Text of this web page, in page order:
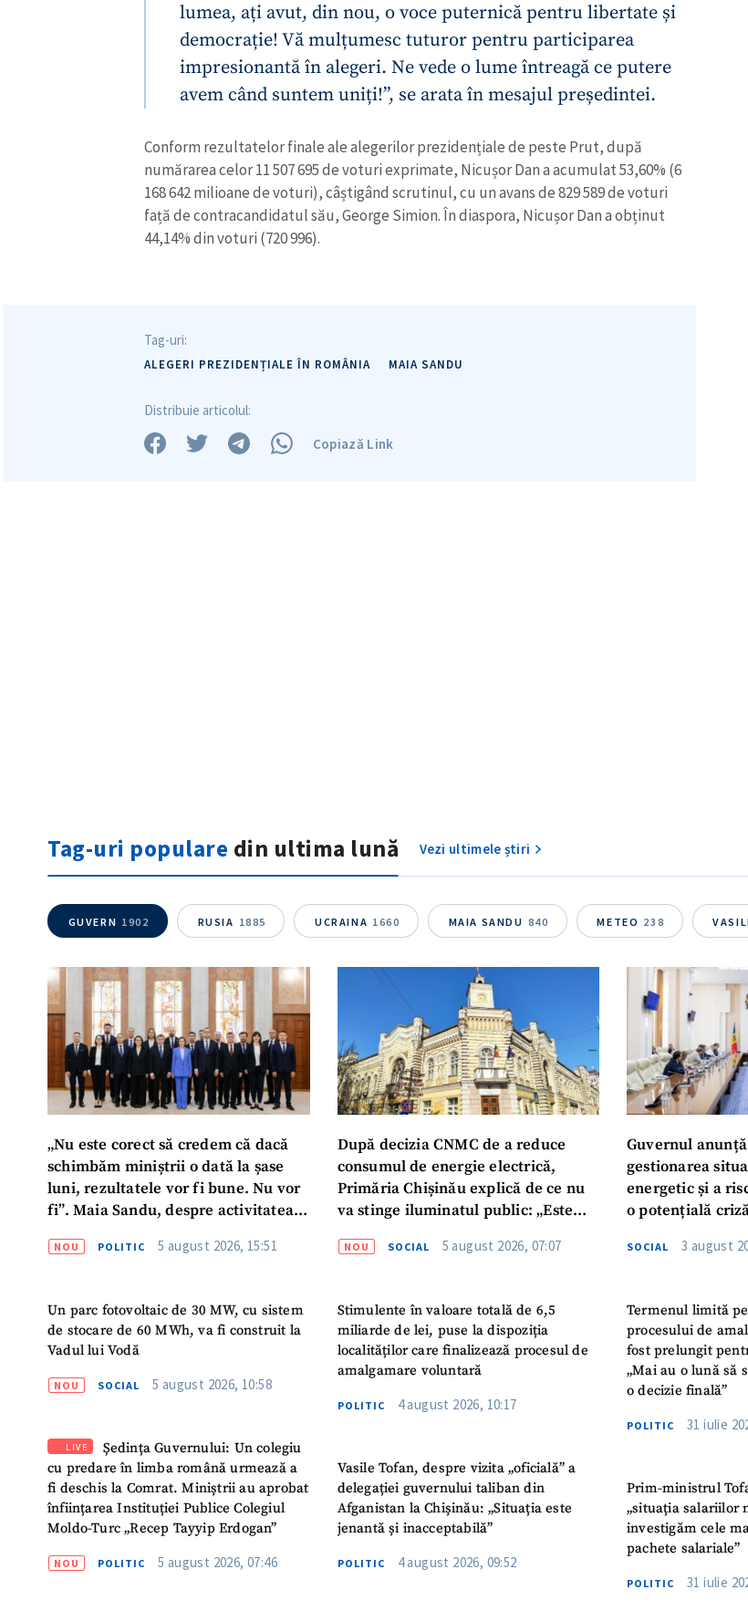
lumea, ați avut, din nou, o voce puternică pentru libertate și
democrație! Vă mulțumesc tuturor pentru participarea
impresionantă în alegeri. Ne vede o lume întreagă ce putere
avem când suntem uniți!”, se arata în mesajul președintei.
Conform rezultatelor finale ale alegerilor prezidențiale de peste Prut, după
numărarea celor 11 507 695 de voturi exprimate, Nicușor Dan a acumulat 53,60% (6
168 642 milioane de voturi), câștigând scrutinul, cu un avans de 829 589 de voturi
față de contracandidatul său, George Simion. În diaspora, Nicușor Dan a obținut
44,14% din voturi (720 996).
Tag-uri:
ALEGERI PREZIDENȚIALE ÎN ROMÂNIA MAIA SANDU
Distribuie articolul:
Copiază Link
Tag-uri populare din ultima lună Vezi ultimele știri
GUVERN 1902 RUSIA 1885 UCRAINA 1660 MAIA SANDU 840 METEO 238
„Nu este corect să credem că dacă
schimbăm miniștrii o dată la șase
luni, rezultatele vor fi bune. Nu vor
fi”. Maia Sandu, despre activitatea
NOU POLITIC 5 august 2026, 15:51
Un parc fotovoltaic de 30 MW, cu sistem
de stocare de 60 MWh, va fi construit la
Vadul lui Vodă
NOU SOCIAL 5 august 2026, 10:58
LIVE
Ședința Guvernului: Un colegiu
cu predare în limba română urmează a
fi deschis la Comrat. Miniștrii au aprobat
înființarea Instituției Publice Colegiul
Moldo-Turc „Recep Tayyip Erdogan”
NOU POLITIC 5 august 2026, 07:46
După decizia CNMC de a reduce
consumul de energie electrică,
Primăria Chișinău explică de ce nu
va stinge iluminatul public: „Este
NOU SOCIAL 5 august 2026, 07:07
Stimulente în valoare totală de 6,5
miliarde de lei, puse la dispoziția
localităților care finalizează procesul de
amalgamare voluntară
POLITIC 4 august 2026, 10:17
Vasile Tofan, despre vizita „oficială” a
delegației guvernului taliban din
Afganistan la Chișinău: „Situația este
jenantă și inacceptabilă”
POLITIC 4 august 2026, 09:52
Guvernul
gestionarea
energetic și a
o potențială
SOCIAL 3 august
Termenul limită
procesului de
fost prelungit
„Mai au o lună să
o decizie finală”
POLITIC 31 iulie
Prim-ministrul
„situația salariilor
investigăm cele
pachete salariale”
POLITIC 31 iulie
ȘTIREA MEA
Titlu știre